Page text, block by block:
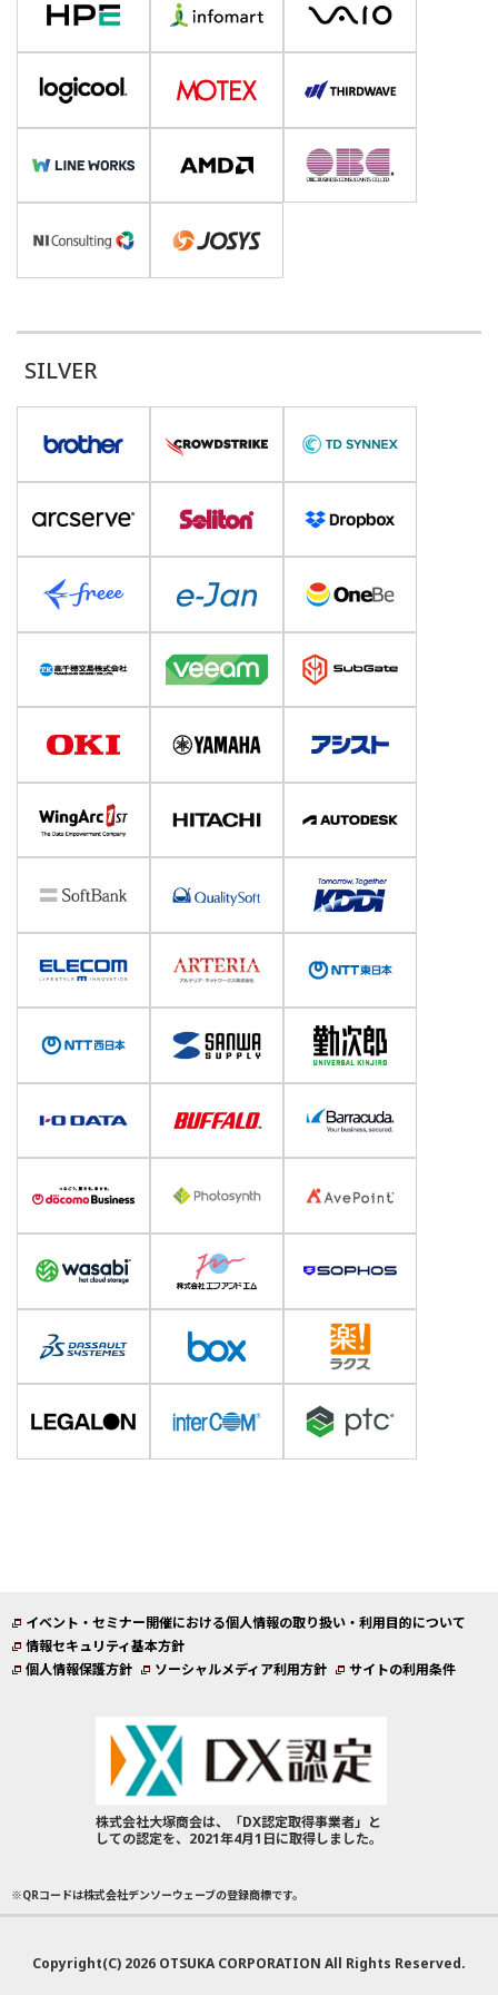
SILVER
イベント・セミナー開催における個人情報の取り扱い・利用目的について
情報セキュリティ基本方針
個人情報保護方針
ソーシャルメディア利用方針 サイトの利用条件
※QRコードは株式会社デンソーウェーブの登録商標です。
株式会社大塚商会は、「DX認定取得事業者」と
しての認定を、2021年4月1日に取得しました。
Copyright(C) 2026 OTSUKA CORPORATION All Rights Reserved.